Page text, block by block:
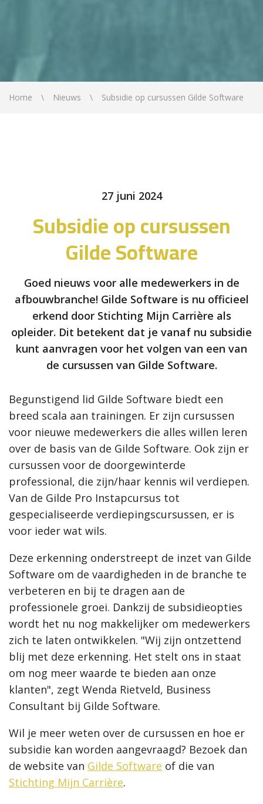
Home Nieuws Subsidie op cursussen Gilde Software
27 juni 2024
Subsidie op cursussen
Gilde Software
Goed nieuws voor alle medewerkers in de
afbouwbranche! Gilde Software is nu officieel
erkend door Stichting Mijn Carrière als
opleider. Dit betekent dat je vanaf nu subsidie
kunt aanvragen voor het volgen van een van
de cursussen van Gilde Software.
Begunstigend lid Gilde Software biedt een
breed scala aan trainingen. Er zijn cursussen
voor nieuwe medewerkers die alles willen leren
over de basis van de Gilde Software. Ook zijn er
cursussen voor de doorgewinterde
professional, die zijn/haar kennis wil verdiepen.
Van de Gilde Pro Instapcursus tot
gespecialiseerde verdiepingscursussen, er is
voor ieder wat wils.
Deze erkenning onderstreept de inzet van Gilde
Software om de vaardigheden in de branche te
verbeteren en bij te dragen aan de
professionele groei. Dankzij de subsidieopties
wordt het nu nog makkelijker om medewerkers
zich te laten ontwikkelen. "Wij zijn ontzettend
blij met deze erkenning. Het stelt ons in staat
om nog meer waarde te bieden aan onze
klanten", zegt Wenda Rietveld, Business
Consultant bij Gilde Software.
Wil je meer weten over de cursussen en hoe er
subsidie kan worden aangevraagd? Bezoek dan
de website van Gilde Software of die van
Stichting Mijn Carrière.